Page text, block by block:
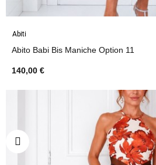
Abiti
Abito Babi Bis Maniche Option 11
140,00 €